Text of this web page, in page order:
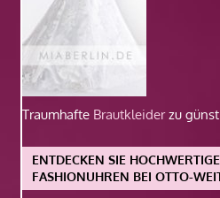
Traumhafte Brautkleiderzu
ENTDECKEN SIE
FASHIONUHREN BEI OTTO-